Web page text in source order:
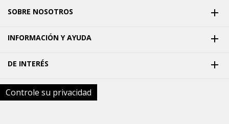
SOBRE NOSOTROS 
INFORMACIÓN Y AYUDA 
DE INTERÉS 
Controle su privacidad